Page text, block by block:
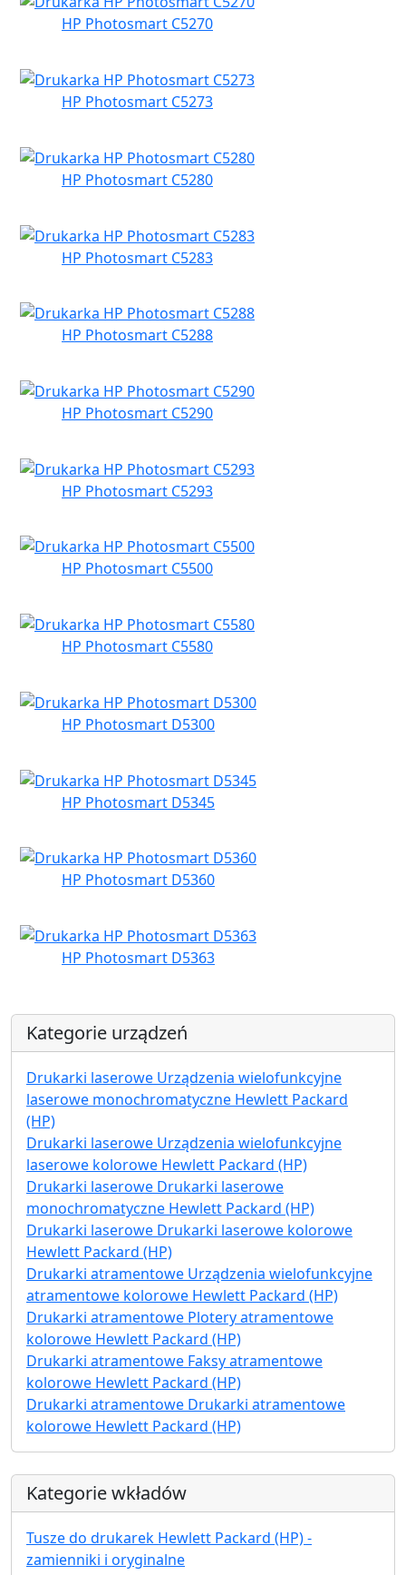
HP Photosmart C5270
HP Photosmart C5273
HP Photosmart C5280
HP Photosmart C5283
HP Photosmart C5288
HP Photosmart C5290
HP Photosmart C5293
HP Photosmart C5500
HP Photosmart C5580
HP Photosmart D5300
HP Photosmart D5345
HP Photosmart D5360
HP Photosmart D5363
Kategorie urządzeń
Drukarki laserowe Urządzenia wielofunkcyjne
laserowe monochromatyczne Hewlett Packard
(HP)
Drukarki laserowe Urządzenia wielofunkcyjne
laserowe kolorowe Hewlett Packard (HP)
Drukarki laserowe Drukarki laserowe
monochromatyczne Hewlett Packard (HP)
Drukarki laserowe Drukarki laserowe kolorowe
Hewlett Packard (HP)
Drukarki atramentowe Urządzenia wielofunkcyjne
atramentowe kolorowe Hewlett Packard (HP)
Drukarki atramentowe Plotery atramentowe
kolorowe Hewlett Packard (HP)
Drukarki atramentowe Faksy atramentowe
kolorowe Hewlett Packard (HP)
Drukarki atramentowe Drukarki atramentowe
kolorowe Hewlett Packard (HP)
Kategorie wkładów
Tusze do drukarek Hewlett Packard (HP) -
zamienniki i oryginalne